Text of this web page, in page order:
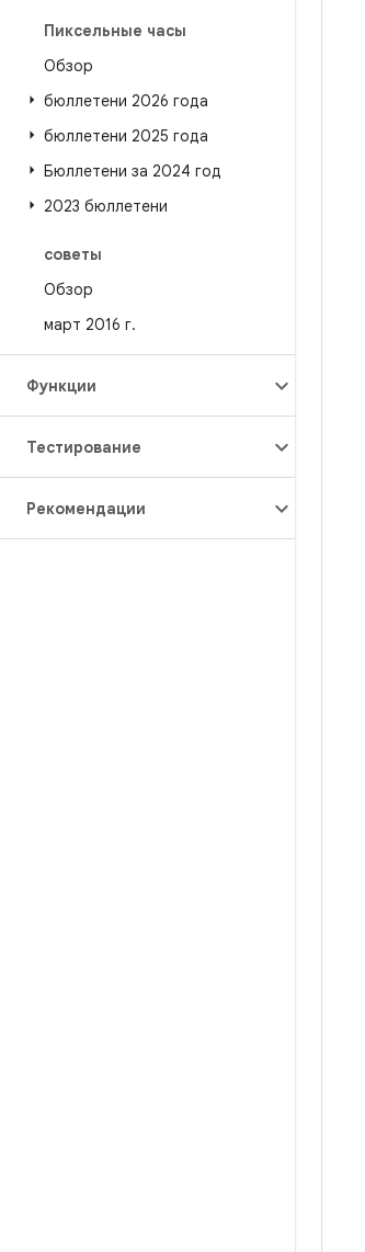
Пиксельные часы
Обзор
бюллетени 2026 года
бюллетени 2025 года
Бюллетени за 2024 год
2023 бюллетени
советы
Обзор
март 2016 г.
Функции
Тестирование
Рекомендации